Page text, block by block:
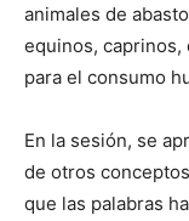
animales de
equinos, caprinos,
para el consumo
En la sesión, se
de otros
que las palabras